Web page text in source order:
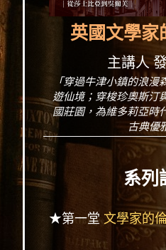
英國文學家
主講人
「穿過牛津小鎮的浪漫
遊仙境；穿梭珍奧斯汀
國莊園，為維多莉亞時
古典優
系列
★第一堂文學家的